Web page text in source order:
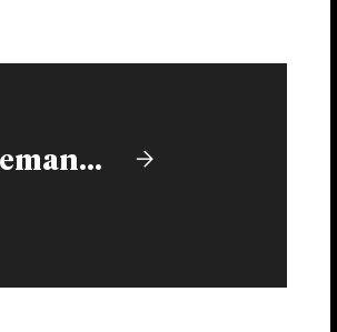
TV programma’s on demand in de privé-cloud van de gebruiker zetten: auteursrechtelijke toestemming vereist?